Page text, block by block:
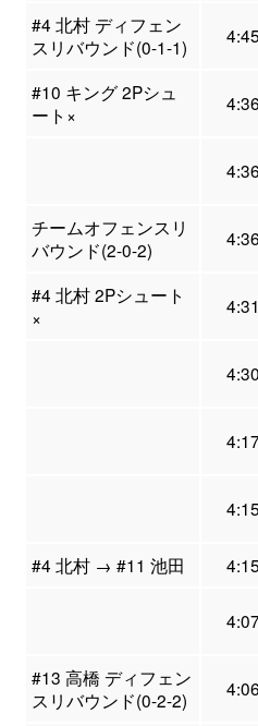
#4 北村 ディフェン
スリバウンド(0-1-1)
4:45
#10 キング 2Pシュ
ート×
4:36
4:36
チームオフェンスリ
バウンド(2-0-2)
4:36
#4 北村 2Pシュート
×
4:31
4:30
4:17
4:15
#4 北村 → #11 池田
4:15
4:07
#13 高橋 ディフェン
スリバウンド(0-2-2)
4:06